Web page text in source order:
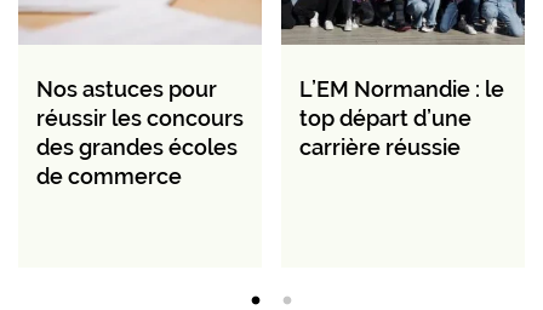
Nos astuces pour
réussir les concours
des grandes écoles
de commerce
L’EM Normandie : le
top départ d’une
carrière réussie